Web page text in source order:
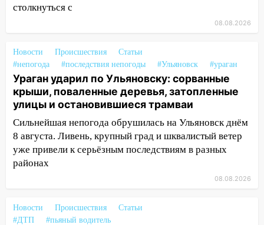
14:26 Жители Ульяновска сами
14:16
Шторм продолжает ломать город:
на улице Любови Шевцовой рухнул
светофор
14:14 Студента из Ульяновска обманули
мошенники под видом преподавателя
14:12 Куда жаловаться ульяновцам на
упавшее дерево или затопленную улицу
после непогоды
ветром сорвало опалубку со
строящегося дома
столкнуться с
08.08.2026
Новости Происшествия
Статьи
#непогода
#последствия непогоды #Ульяновск #ураган
Ураган ударил по Ульяновску: сорванные
крыши, поваленные деревья, затопленные
улицы и остановившиеся трамваи
Сильнейшая непогода обрушилась на Ульяновск днём
8 августа. Ливень, крупный град и шквалистый ветер
уже привели к серьёзным последствиям в разных
районах
08.08.2026
Новости Происшествия
Статьи
#ДТП
#пьяный водитель